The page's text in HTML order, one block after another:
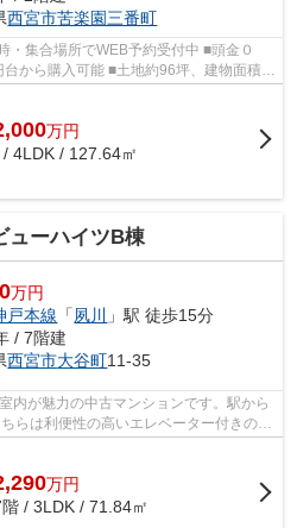
西宮市苦楽園三番町
・集合場所でWEB予約受付中 ■頭金０
駐車...
万円
/ 4LDK / 127.64㎡
ューハイツB棟
万円
戸本線 「夙川
」駅 徒歩15分
/ 7階建
西宮市大谷町11-35
内が魅力の中古マンションです。駅から
らは利便性の高いエレベーター付きの物
川...
万円
/ 3LDK / 71.84㎡